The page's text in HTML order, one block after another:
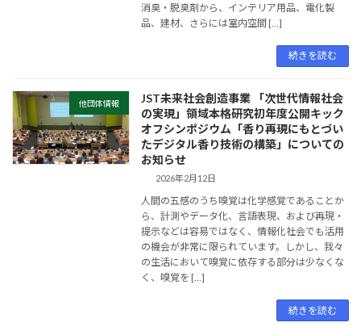
消臭・脱臭剤から、インテリア用品、電化製
品、建材、さらには室内空間 […]
続きを読む
他団体情報
JST未来社会創造事業 「次世代情報社会
の実現」領域本格研究初年度公開キック
オフシンポジウム「香り再現にもとづい
たデジタル香り技術の構築」についての
お知らせ
2026年2月12日
人間の五感のうち嗅覚は化学感覚であることか
ら、計測やデータ化、言語表現、および再現・
提示などは容易ではなく、情報化社会でも活用
の機会が非常に限られています。しかし、我々
の生活において嗅覚に依存する部分は少なくな
く、嗅覚を […]
続きを読む